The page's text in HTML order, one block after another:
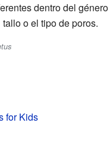
dentro del género
o el tipo de poros.
for Kids